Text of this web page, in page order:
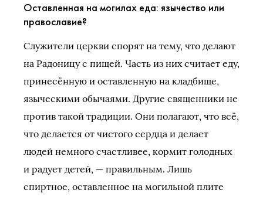
Оставленная на могилах еда: язычество или
православие?
Служители церкви спорят на тему, что делают
на Радоницу с пищей. Часть из них считает еду,
принесённую и оставленную на кладбище,
языческими обычаями. Другие священники не
против такой традиции. Они полагают, что всё,
что делается от чистого сердца и делает
людей немного счастливее, кормит голодных
и радует детей, — правильным. Лишь
спиртное, оставленное на могильной плите